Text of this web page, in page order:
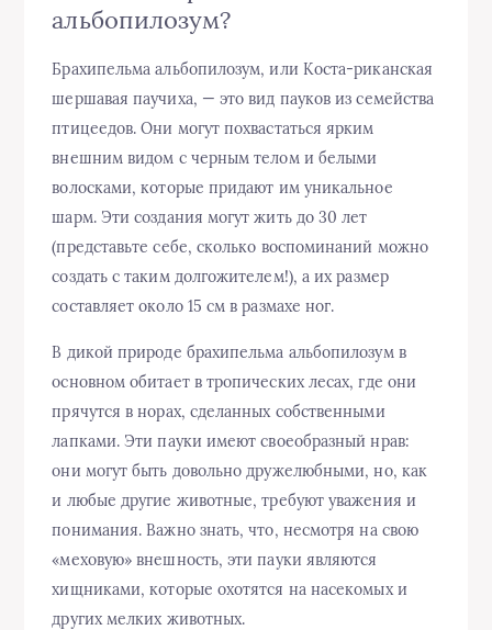
альбопилозум?
Брахипельма альбопилозум, или Коста-риканская
шершавая паучиха, — это вид пауков из семейства
птицеедов. Они могут похвастаться ярким
внешним видом с черным телом и белыми
волосками, которые придают им уникальное
шарм. Эти создания могут жить до 30 лет
(представьте себе, сколько воспоминаний можно
создать с таким долгожителем!), а их размер
составляет около 15 см в размахе ног.
В дикой природе брахипельма альбопилозум в
основном обитает в тропических лесах, где они
прячутся в норах, сделанных собственными
лапками. Эти пауки имеют своеобразный нрав:
они могут быть довольно дружелюбными, но, как
и любые другие животные, требуют уважения и
понимания. Важно знать, что, несмотря на свою
«меховую» внешность, эти пауки являются
хищниками, которые охотятся на насекомых и
других мелких животных.